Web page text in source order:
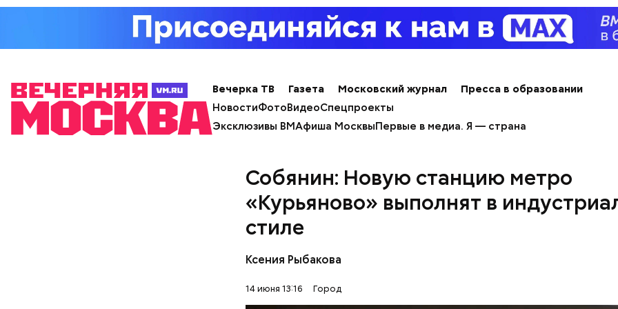
Вечерка ТВ Газета Московский журнал
Пресса в образовании
НовостиФотоВидеоСпецпроекты
Эксклюзивы ВМАфиша МосквыПервые в медиа. Я — страна
Собянин: Новую станцию метро
«Курьяново» выполнят в
стиле
Ксения Рыбакова
14 июня 13:16 Город
Недавно шесть жилых домов совокупной площадьюсвыше
квадратных метровввели в эксплуатацию в Южном Тушине
программы реновации. Об этом сообщил руководитель
Комплекса градостроительной политики и строительства